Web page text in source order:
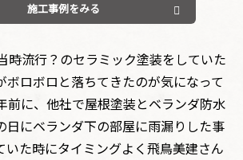
施工事例をみる
時流行？のセラミック塗装をしていた
ボロボロと落ちてきたのが気になって
前に、他社で屋根塗装とベランダ防水
日にベランダ下の部屋に雨漏りした事
いた時にタイミングよく飛鳥美建さん